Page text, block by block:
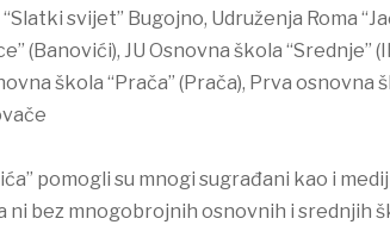
svijet” Bugojno, Udruženja Roma
(Banovići), JU Osnovna škola “Srednje”
škola “Prača” (Prača), Prva osnovna
pomogli su mnogi sugrađani kao i
bez mnogobrojnih osnovnih i srednjih